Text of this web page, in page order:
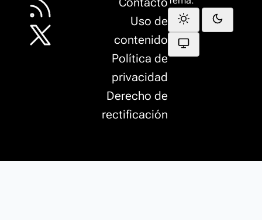
Uso de
contenido
Política de
privacidad
Derecho de
rectificación